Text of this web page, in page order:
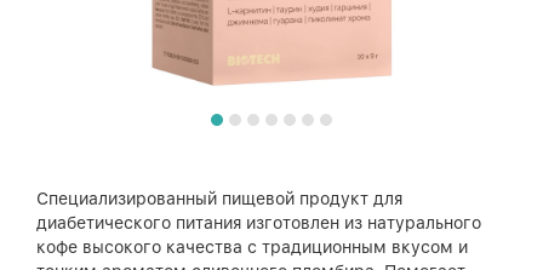
Специализированный пищевой продукт для
диабетического питания изготовлен из натурального
кофе высокого качества с традиционным вкусом и